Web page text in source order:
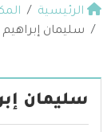
الرئيسية
سليمان إبراهيم
سليمان